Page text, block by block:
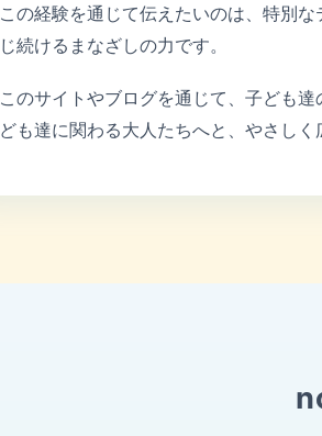
この経験を通じて伝えたいのは、特別
じ続けるまなざしの力です。
このサイトやブログを通じて、子ども
ども達に関わる大人たちへと、やさしく